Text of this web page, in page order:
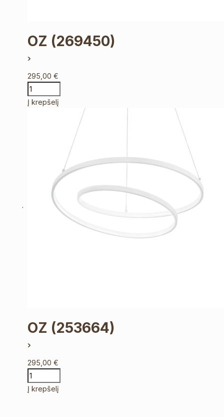
OZ (269450)
295,00€
Į krepšelį
OZ (253664)
295,00€
Į krepšelį